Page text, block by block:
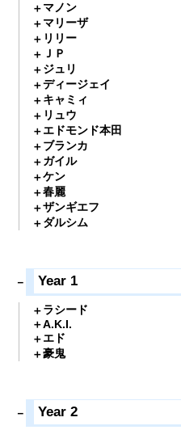
マノン
マリーザ
リリー
ＪＰ
ジュリ
ディージェイ
キャミィ
リュウ
エドモンド本田
ブランカ
ガイル
ケン
春麗
ザンギエフ
ダルシム
Year 1
ラシード
A.K.I.
エド
豪鬼
Year 2